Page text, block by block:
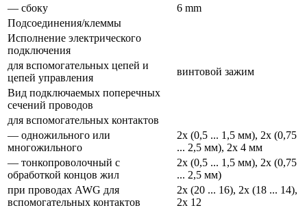
— сбоку
6 mm
Подсоединения/клеммы
Исполнение электрического
подключения
для вспомогательных цепей и
цепей управления
винтовой зажим
Вид подключаемых поперечных
сечений проводов
для вспомогательных контактов
— одножильного или
многожильного
2x (0,5 ... 1,5 мм), 2x (0,75
... 2,5 мм), 2x 4 мм
— тонкопроволочный с
обработкой концов жил
2x (0,5 ... 1,5 мм), 2x (0,75
... 2,5 мм)
при проводах AWG для
вспомогательных контактов
2x (20 ... 16), 2x (18 ... 14),
2x 12